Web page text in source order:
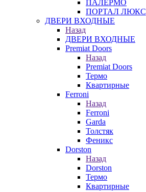
ПАЛЕРМО
ПОРТАЛ ЛЮКС
ДВЕРИ ВХОДНЫЕ
Назад
ДВЕРИ ВХОДНЫЕ
Premiat Doors
Назад
Premiat Doors
Термо
Квартирные
Ferroni
Назад
Ferroni
Garda
Толстяк
Феникс
Dorston
Назад
Dorston
Термо
Квартирные